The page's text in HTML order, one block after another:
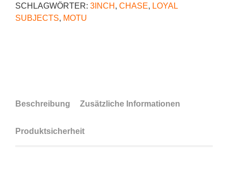
SCHLAGWÖRTER: 3INCH , CHASE, LOYAL
SUBJECTS, MOTU
Beschreibung Zusätzliche Informationen
Produktsicherheit